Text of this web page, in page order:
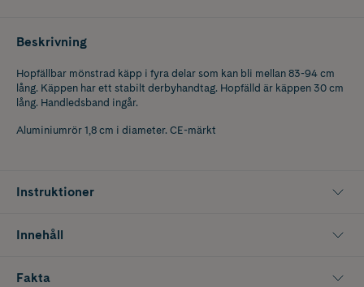
Beskrivning
Hopfällbar mönstrad käpp i fyra delar som kan bli mellan 83-94 cm
lång. Käppen har ett stabilt derbyhandtag. Hopfälld är käppen 30 cm
lång. Handledsband ingår.
Aluminiumrör 1,8 cm i diameter. CE-märkt
Instruktioner
Innehåll
Fakta